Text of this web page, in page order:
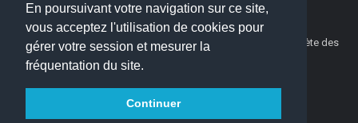
En poursuivant votre navigation sur ce site,
vous acceptez l'utilisation de cookies pour
gérer votre session et mesurer la
fréquentation du site.
Continuer
© 2016 Websco Innovations -Mentions Légales
Liste Complète des